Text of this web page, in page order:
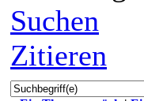
Suchen
Zitieren